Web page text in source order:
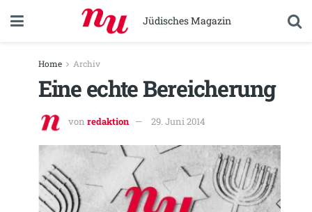
Jüdisches Magazin
Home Archiv
Eine echte Bereicherung
von redaktion 29. Juni 2014